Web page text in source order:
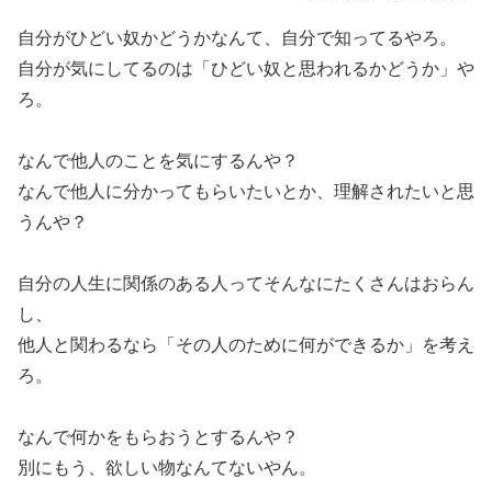
自分がひどい奴かどうかなんて、自分で知ってるやろ。
自分が気にしてるのは「ひどい奴と思われるかどうか」や
ろ。
なんで他人のことを気にするんや？
なんで他人に分かってもらいたいとか、理解されたいと思
うんや？
自分の人生に関係のある人ってそんなにたくさんはおらん
し、
他人と関わるなら「その人のために何ができるか」を考え
ろ。
なんで何かをもらおうとするんや？
別にもう、欲しい物なんてないやん。